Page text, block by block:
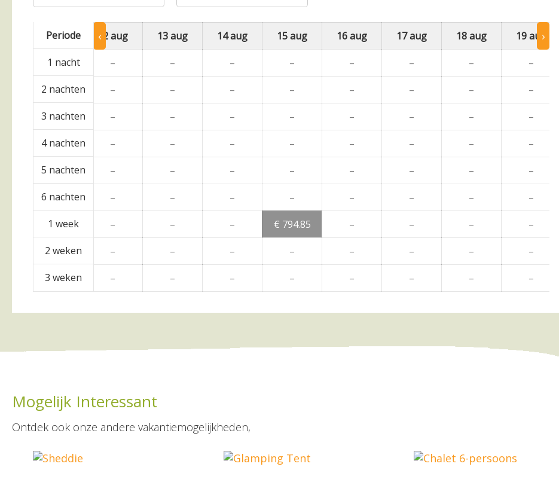
‹ ›
Periode
11 aug 12 aug 13 aug 14 aug 15 aug 16 aug 17 aug 18 aug 19 aug
1 nacht
– – – – – – – – –
2 nachten
– – – – – – – – –
3 nachten
– – – – – – – – –
4 nachten
– – – – – – – – –
5 nachten
– – – – – – – – –
6 nachten
– – – – – – – – –
1 week
– – – – € 794.85 – – – –
2 weken
– – – – – – – – –
3 weken
– – – – – – – – –
Mogelijk Interessant
Ontdek ook onze andere vakantiemogelijkheden,